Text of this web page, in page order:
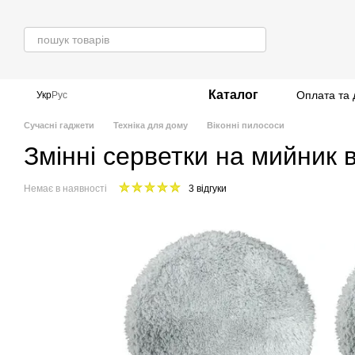
УкрРус Каталог Оплата та
Сучасні гаджети Техніка для дому Віконні пилососи
Змінні серветки на мийник
Немає в наявності 3 відгуки